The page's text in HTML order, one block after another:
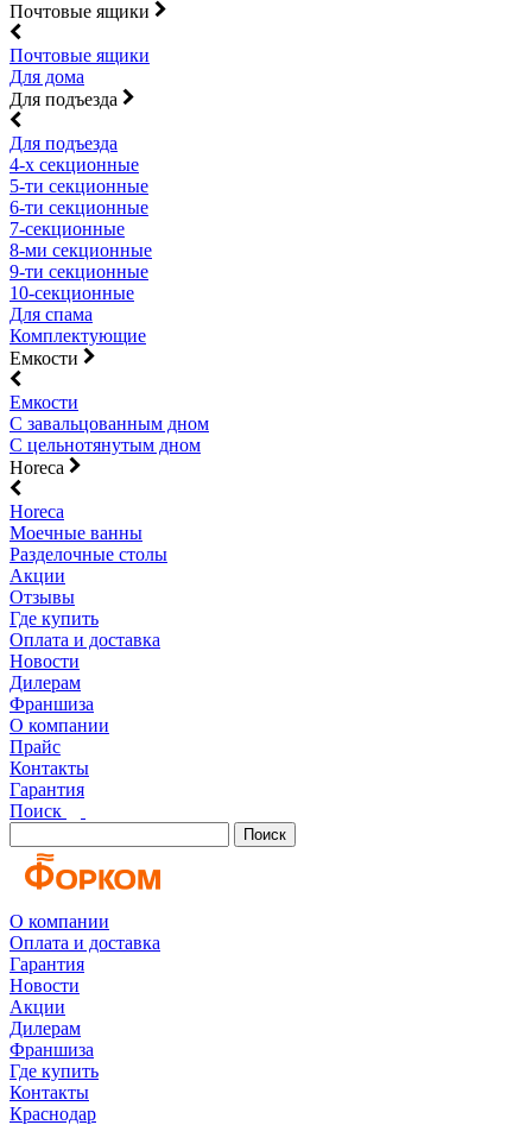
Почтовые ящики
Почтовые ящики
Для дома
Для подъезда
Для подъезда
4-х секционные
5-ти секционные
6-ти секционные
7-секционные
8-ми секционные
9-ти секционные
10-секционные
Для спама
Комплектующие
Емкости
Емкости
С завальцованным дном
С цельнотянутым дном
Horeca
Horeca
Моечные ванны
Разделочные столы
Акции
Отзывы
Где купить
Оплата и доставка
Новости
Дилерам
Франшиза
О компании
Прайс
Контакты
Гарантия
Поиск
Поиск
О компании
Оплата и доставка
Гарантия
Новости
Акции
Дилерам
Франшиза
Где купить
Контакты
Краснодар